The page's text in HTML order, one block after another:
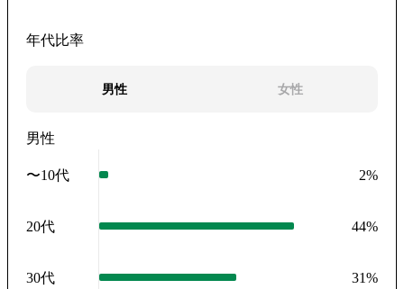
年代比率
男性 女性
男性
〜10代 2%
20代 44%
30代 31%